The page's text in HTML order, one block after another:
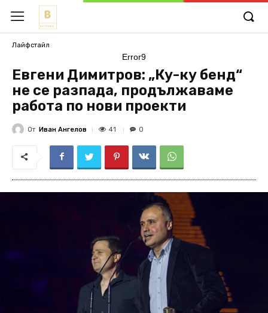
Лайфстайл
Error9
Евгени Димитров: „Ку-ку бенд“
не се разпада, продължаваме
работа по нови проекти
От Иван Ангелов 41 0